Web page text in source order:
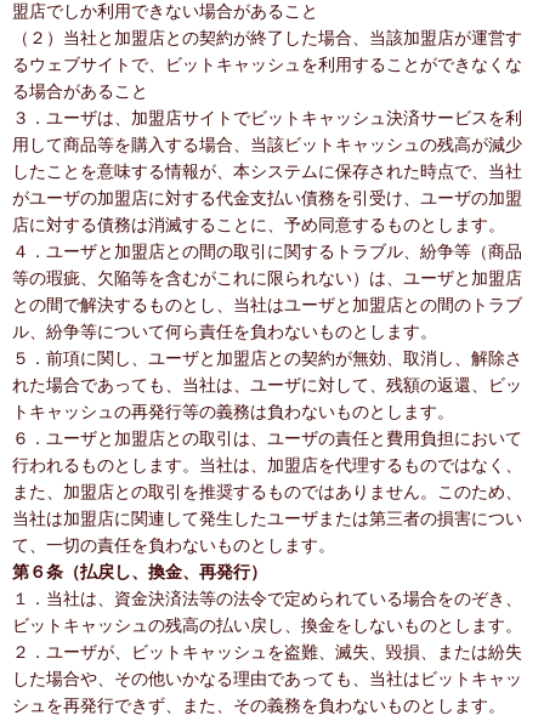
盟店でしか利用できない場合があること
（２）当社と加盟店との契約が終了した場合、当該加盟店が運営す
るウェブサイトで、ビットキャッシュを利用することができなくな
る場合があること
３．ユーザは、加盟店サイトでビットキャッシュ決済サービスを利
用して商品等を購入する場合、当該ビットキャッシュの残高が減少
したことを意味する情報が、本システムに保存された時点で、当社
がユーザの加盟店に対する代金支払い債務を引受け、ユーザの加盟
店に対する債務は消滅することに、予め同意するものとします。
４．ユーザと加盟店との間の取引に関するトラブル、紛争等（商品
等の瑕疵、欠陥等を含むがこれに限られない）は、ユーザと加盟店
との間で解決するものとし、当社はユーザと加盟店との間のトラブ
ル、紛争等について何ら責任を負わないものとします。
５．前項に関し、ユーザと加盟店との契約が無効、取消し、解除さ
れた場合であっても、当社は、ユーザに対して、残額の返還、ビッ
トキャッシュの再発行等の義務は負わないものとします。
６．ユーザと加盟店との取引は、ユーザの責任と費用負担において
行われるものとします。当社は、加盟店を代理するものではなく、
また、加盟店との取引を推奨するものではありません。このため、
当社は加盟店に関連して発生したユーザまたは第三者の損害につい
て、一切の責任を負わないものとします。
第６条（払戻し、換金、再発行）
１．当社は、資金決済法等の法令で定められている場合をのぞき、
ビットキャッシュの残高の払い戻し、換金をしないものとします。
２．ユーザが、ビットキャッシュを盗難、滅失、毀損、または紛失
した場合や、その他いかなる理由であっても、当社はビットキャッ
シュを再発行できず、また、その義務を負わないものとします。